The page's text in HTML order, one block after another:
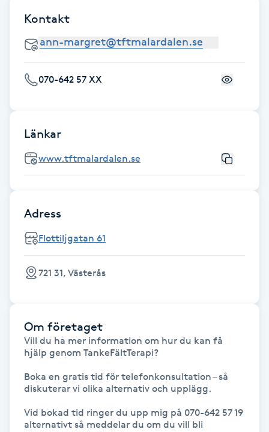
Damklippning
Dermapen
Enzympeeling
Extensions borttagning
Eyeliner-tatuering
Faceliftmassage
Fet hårbotten
Fettreducering
Kontakt
070-642 57 XX
Länkar
www.tftmalardalen.se
Adress
Flottiljgatan 61
721 31, Västerås
Om företaget
Vill du ha mer information om hur du kan få
hjälp genom TankeFältTerapi?
Boka en gratis tid för telefonkonsultation – så
diskuterar vi olika alternativ och upplägg.
Vid bokad tid ringer du upp mig på 070-642 57 19
alternativt så meddelar du om du vill bli